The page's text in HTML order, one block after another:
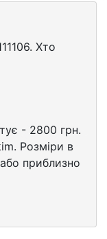
Хто
- 2800 грн.
Розміри в
приблизно